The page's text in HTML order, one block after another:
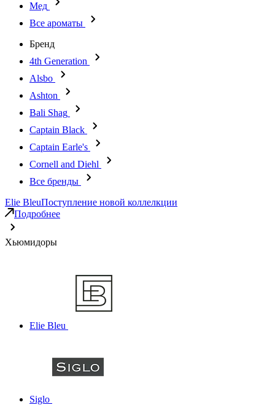
Мед
Все ароматы
Бренд
4th Generation
Alsbo
Ashton
Bali Shag
Captain Black
Captain Earle's
Cornell and Diehl
Все бренды
Elie BleuПоступление новой коллелкции
Подробнее
Хьюмидоры
Elie Bleu
Siglo